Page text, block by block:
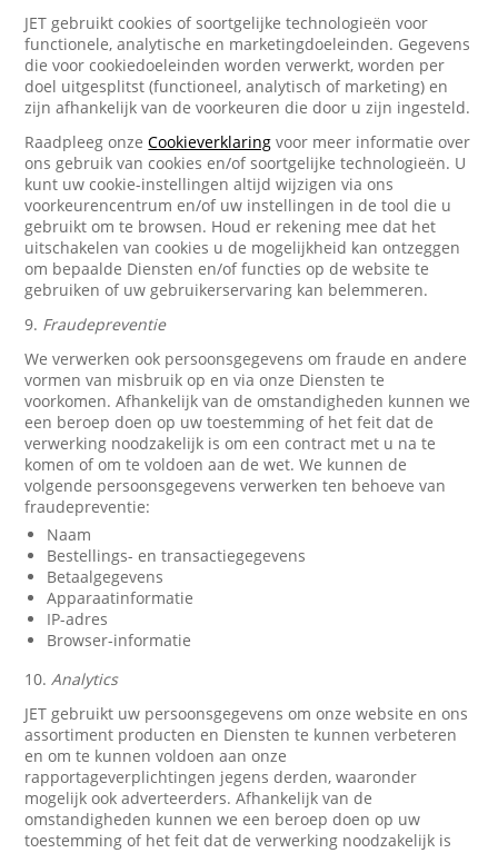
JET gebruikt cookies of soortgelijke technologieën voor
functionele, analytische en marketingdoeleinden. Gegevens
die voor cookiedoeleinden worden verwerkt, worden per
doel uitgesplitst (functioneel, analytisch of marketing) en
zijn afhankelijk van de voorkeuren die door u zijn ingesteld.
Raadpleeg onzeCookieverklaring voor meer informatie over
ons gebruik van cookies en/of soortgelijke technologieën. U
kunt uw cookie-instellingen altijd wijzigen via ons
voorkeurencentrum en/of uw instellingen in de tool die u
gebruikt om te browsen. Houd er rekening mee dat het
uitschakelen van cookies u de mogelijkheid kan ontzeggen
om bepaalde Diensten en/of functies op de website te
gebruiken of uw gebruikerservaring kan belemmeren.
9. Fraudepreventie
We verwerken ook persoonsgegevens om fraude en andere
vormen van misbruik op en via onze Diensten te
voorkomen. Afhankelijk van de omstandigheden kunnen we
een beroep doen op uw toestemming of het feit dat de
verwerking noodzakelijk is om een contract met u na te
komen of om te voldoen aan de wet. We kunnen de
volgende persoonsgegevens verwerken ten behoeve van
fraudepreventie:
Naam
Bestellings- en transactiegegevens
Betaalgegevens
Apparaatinformatie
IP-adres
Browser-informatie
10.Analytics
JET gebruikt uw persoonsgegevens om onze website en ons
assortiment producten en Diensten te kunnen verbeteren
en om te kunnen voldoen aan onze
rapportageverplichtingen jegens derden, waaronder
mogelijk ook adverteerders. Afhankelijk van de
omstandigheden kunnen we een beroep doen op uw
toestemming of het feit dat de verwerking noodzakelijk is